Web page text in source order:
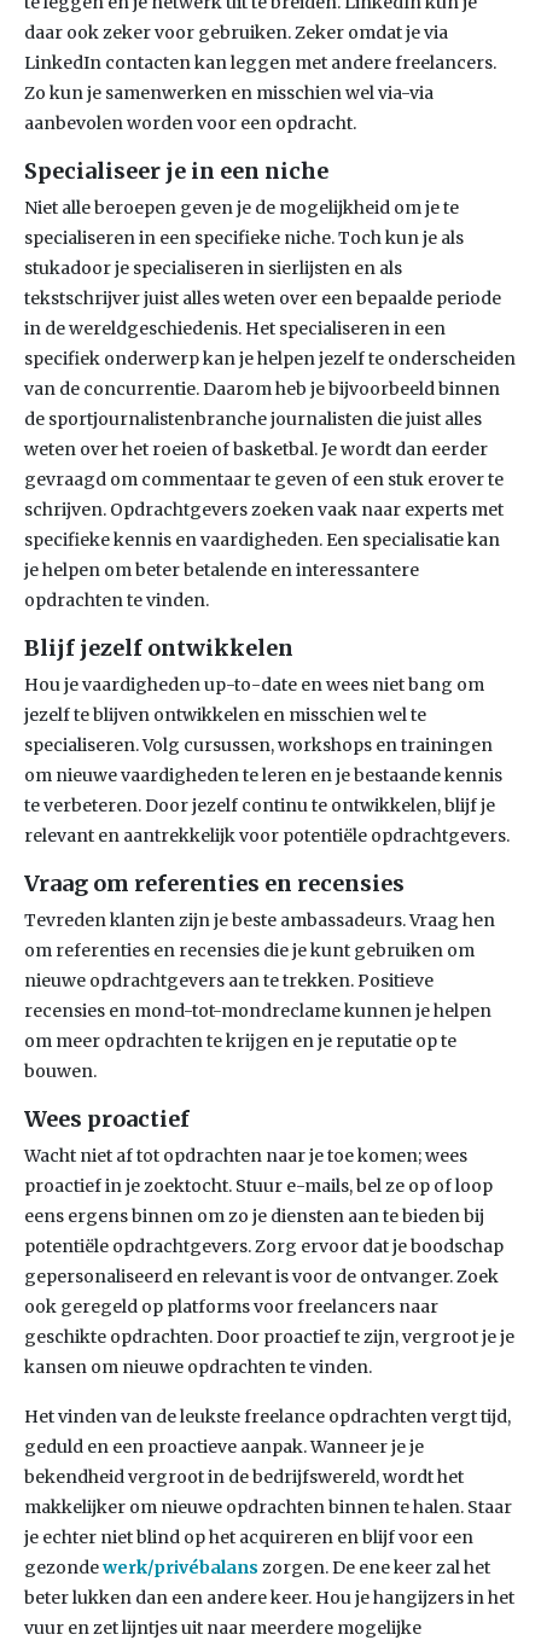
daar ook zeker voor gebruiken. Zeker omdat je via
LinkedIn contacten kan leggen met andere freelancers.
Zo kun je samenwerken en misschien wel via-via
aanbevolen worden voor een opdracht.
Specialiseer je in een niche
Niet alle beroepen geven je de mogelijkheid om je te
specialiseren in een specifieke niche. Toch kun je als
stukadoor je specialiseren in sierlijsten en als
tekstschrijver juist alles weten over een bepaalde periode
in de wereldgeschiedenis. Het specialiseren in een
specifiek onderwerp kan je helpen jezelf te onderscheiden
van de concurrentie. Daarom heb je bijvoorbeeld binnen
de sportjournalistenbranche journalisten die juist alles
weten over het roeien of basketbal. Je wordt dan eerder
gevraagd om commentaar te geven of een stuk erover te
schrijven. Opdrachtgevers zoeken vaak naar experts met
specifieke kennis en vaardigheden. Een specialisatie kan
je helpen om beter betalende en interessantere
opdrachten te vinden.
Blijf jezelf ontwikkelen
Hou je vaardigheden up-to-date en wees niet bang om
jezelf te blijven ontwikkelen en misschien wel te
specialiseren. Volg cursussen, workshops en trainingen
om nieuwe vaardigheden te leren en je bestaande kennis
te verbeteren. Door jezelf continu te ontwikkelen, blijf je
relevant en aantrekkelijk voor potentiële opdrachtgevers.
Vraag om referenties en recensies
Tevreden klanten zijn je beste ambassadeurs. Vraag hen
om referenties en recensies die je kunt gebruiken om
nieuwe opdrachtgevers aan te trekken. Positieve
recensies en mond-tot-mondreclame kunnen je helpen
om meer opdrachten te krijgen en je reputatie op te
bouwen.
Wees proactief
Wacht niet af tot opdrachten naar je toe komen; wees
proactief in je zoektocht. Stuur e-mails, bel ze op of loop
eens ergens binnen om zo je diensten aan te bieden bij
potentiële opdrachtgevers. Zorg ervoor dat je boodschap
gepersonaliseerd en relevant is voor de ontvanger. Zoek
ook geregeld op platforms voor freelancers naar
geschikte opdrachten. Door proactief te zijn, vergroot je je
kansen om nieuwe opdrachten te vinden.
Het vinden van de leukste freelance opdrachten vergt tijd,
geduld en een proactieve aanpak. Wanneer je je
bekendheid vergroot in de bedrijfswereld, wordt het
makkelijker om nieuwe opdrachten binnen te halen. Staar
je echter niet blind op het acquireren en blijf voor een
gezondewerk/privébalans zorgen. De ene keer zal het
beter lukken dan een andere keer. Hou je hangijzers in het
vuur en zet lijntjes uit naar meerdere mogelijke